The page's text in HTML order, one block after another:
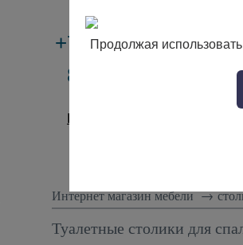
+7 (495)133-17-89
8 (800) 302-17-89
Производители
Интернет магазин мебели→
Туалетные столики для
Продолжая